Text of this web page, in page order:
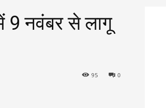
9 नवंबर से लागू
0
95